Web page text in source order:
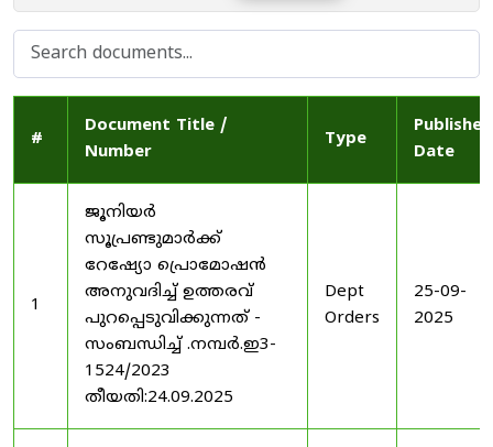
#
Document Title /
Number
Type
Published
Date
1
ജൂനിയർ
സൂപ്രണ്ടുമാർക്ക്
റേഷ്യോ പ്രൊമോഷൻ
അനുവദിച്ച് ഉത്തരവ്
പുറപ്പെടുവിക്കുന്നത് -
സംബന്ധിച്ച് .നമ്പർ.ഇ3-
1524/2023
തീയതി:24.09.2025
Dept
Orders
25-09-
2025